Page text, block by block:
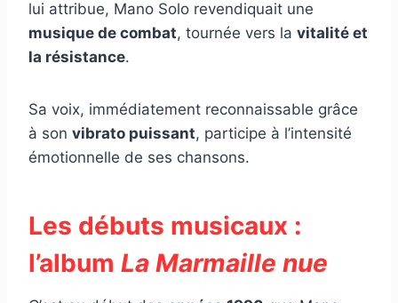
lui attribue, Mano Solo revendiquait une
musique de combat, tournée vers la vitalité et
la résistance.
Sa voix, immédiatement reconnaissable grâce
à son vibrato puissant, participe à l’intensité
émotionnelle de ses chansons.
Les débuts musicaux :
l’album La Marmaille nue